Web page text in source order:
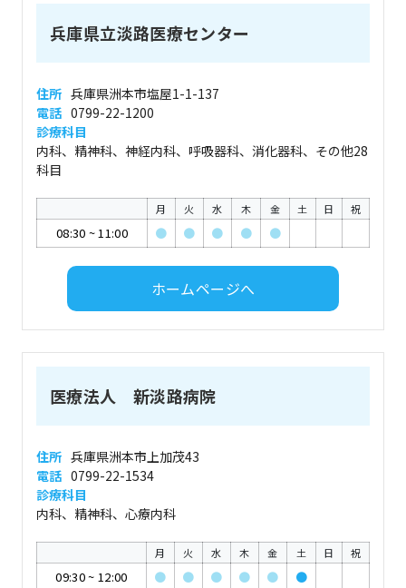
兵庫県立淡路医療センター
住所 兵庫県洲本市塩屋1-1-137
電話 0799-22-1200
診療科目
内科、精神科、神経内科、呼吸器科、消化器科、その他28
科目
月 火 水 木 金 土 日 祝
08:30 ~11:00 ● ● ● ● ●
ホームページへ
医療法人 新淡路病院
住所 兵庫県洲本市上加茂43
電話 0799-22-1534
診療科目
内科、精神科、心療内科
月 火 水 木 金 土 日 祝
09:30~ 12:00 ● ● ● ● ●
●